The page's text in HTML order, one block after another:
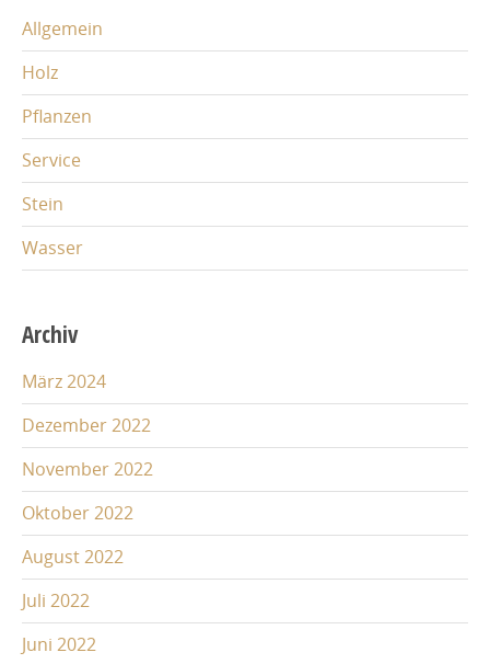
Allgemein
Holz
Pflanzen
Service
Stein
Wasser
Archiv
März 2024
Dezember 2022
November 2022
Oktober 2022
August 2022
Juli 2022
Juni 2022